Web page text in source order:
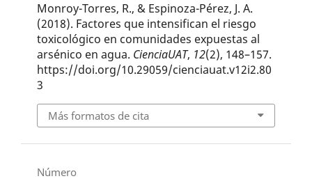
Monroy-Torres, R., & Espinoza-Pérez, J. A.
(2018). Factores que intensifican el riesgo
toxicológico en comunidades expuestas al
arsénico en agua. CienciaUAT, 12(2), 148–157.
https://doi.org/10.29059/cienciauat.v12i2.80
3
Más formatos de cita
Número